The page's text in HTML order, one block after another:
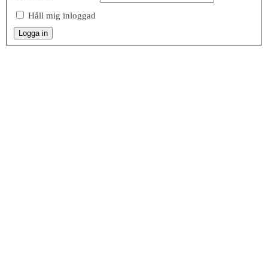
Håll mig inloggad
Logga in